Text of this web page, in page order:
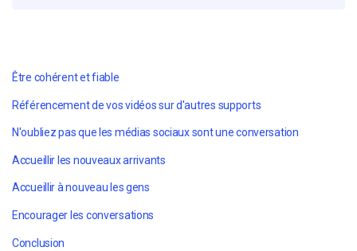
Être cohérent et fiable
Référencement de vos vidéos sur d'autres supports
N'oubliez pas que les médias sociaux sont une conversation
Accueillir les nouveaux arrivants
Accueillir à nouveau les gens
Encourager les conversations
Conclusion